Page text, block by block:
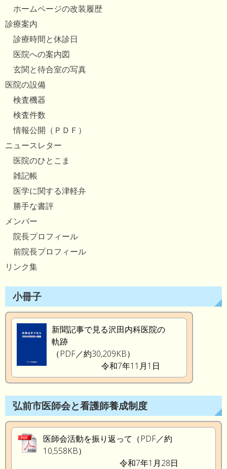
ホームページの改装履歴
診療案内
診療時間と休診日
医院への案内図
玄関と待合室の写真
医院の設備
検査機器
検査件数
情報公開（ＰＤＦ）
ニュースレター
医院のひとこま
雑記帳
医学に関する津軽弁
勝手な書評
メンバー
院長プロフィール
前院長プロフィール
リンク集
小冊子
新聞記事で見る沢田内科医院の
軌跡
（PDF／約30,209KB）
令和7年11月1日
弘前市医師会と看護師養成制度
医師会活動を振り返って（PDF／約
10,558KB）
令和7年1月28日